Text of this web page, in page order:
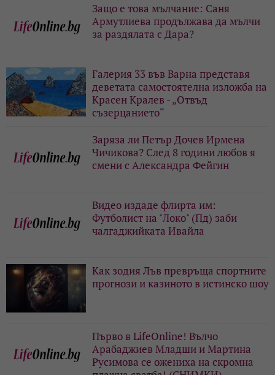
Защо е това мълчание: Саня
Армутлиева продължава да мълчи
за раздялата с Дара?
Галерия 33 във Варна представя
деветата самостоятелна изложба на
Красен Кралев - „Отвъд
съзерцанието“
Заряза ли Петър Дочев Ирмена
Чичикова? След 8 години любов я
смени с Александра Фейгин
Видео издаде флирта им:
Футболист на "Локо" (Пд) заби
чалгаджийката Ивайла
Как зодия Лъв превръща спортните
прогнози и казиното в истинско шоу
Първо в LifeOnline! Вълчо
Арабаджиев Младши и Мартина
Русимова сe oжениха на скромна